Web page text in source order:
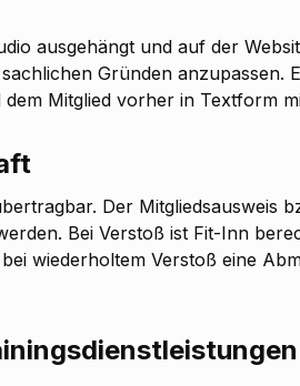
ausgehängt und auf der
Gründen anzupassen.
Mitglied vorher in Textform
Der Mitgliedsausweis
Bei Verstoß ist Fit-Inn
wiederholtem Verstoß eine